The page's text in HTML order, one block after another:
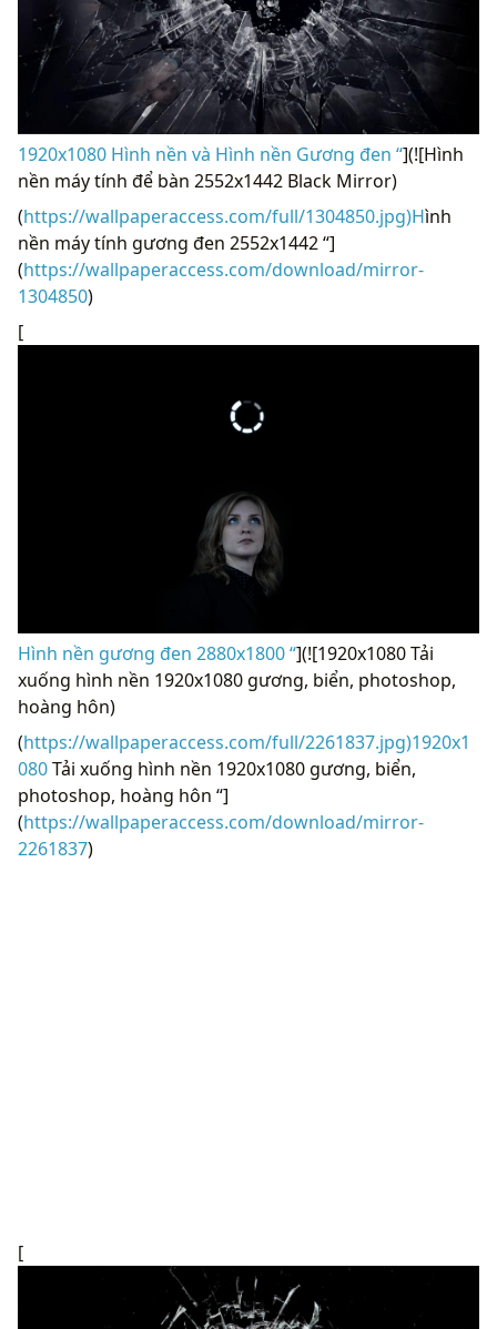
1920x1080 Hình nền và Hình nền Gương đen “](![Hình
nền máy tính để bàn 2552x1442 Black Mirror)
(https://wallpaperaccess.com/full/1304850.jpg)Hình
nền máy tính gương đen 2552x1442 “]
(https://wallpaperaccess.com/download/mirror-
1304850)
[
Hình nền gương đen 2880x1800 “](![1920x1080 Tải
xuống hình nền 1920x1080 gương, biển, photoshop,
hoàng hôn)
(https://wallpaperaccess.com/full/2261837.jpg)1920x1
080Tải xuống hình nền 1920x1080 gương, biển,
photoshop, hoàng hôn “]
(https://wallpaperaccess.com/download/mirror-
2261837)
[